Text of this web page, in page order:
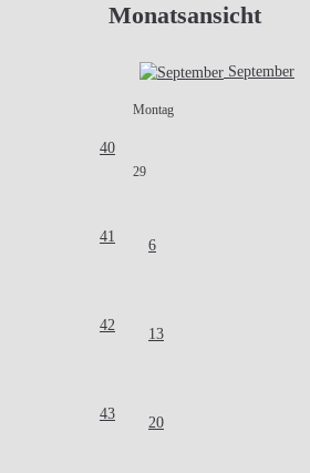
Monatsansicht
September
Montag
40
29
41
6
42
13
43
20